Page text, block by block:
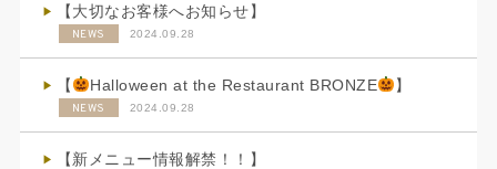
【大切なお客様へお知らせ】
NEWS 2024.09.28
【 Halloween at the Restaurant BRONZE 】
NEWS 2024.09.28
【新メニュー情報解禁！！】